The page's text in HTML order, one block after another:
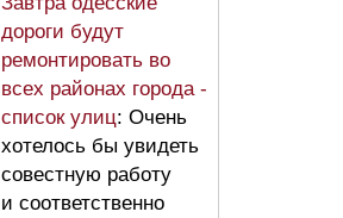
дороги будут
ремонтировать во
всех районах города -
список улиц: Очень
хотелось бы увидеть
совестную работу
и соответственно